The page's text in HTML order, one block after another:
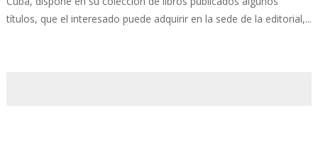
títulos, que el interesado puede adquirir en la sede de la editorial,...